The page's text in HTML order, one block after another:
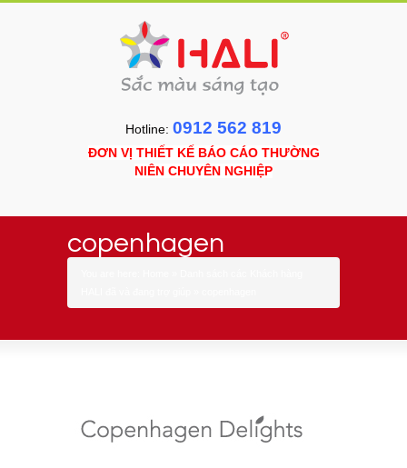
Hotline: 0912 562 819
ĐƠN VỊ THIẾT KẾ BÁO CÁO THƯỜNG
NIÊN CHUYÊN NGHIỆP
copenhagen